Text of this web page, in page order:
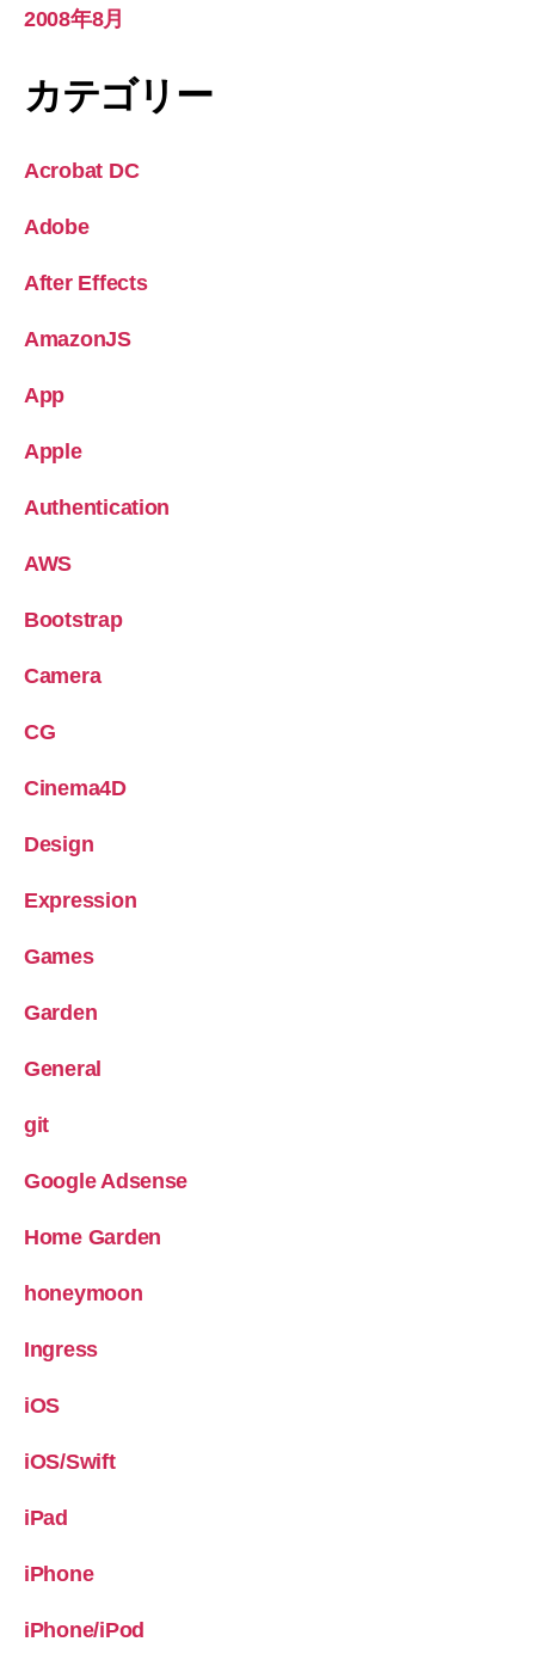
2008年8月
カテゴリー
Acrobat DC
Adobe
After Effects
AmazonJS
App
Apple
Authentication
AWS
Bootstrap
Camera
CG
Cinema4D
Design
Expression
Games
Garden
General
git
Google Adsense
Home Garden
honeymoon
Ingress
iOS
iOS/Swift
iPad
iPhone
iPhone/iPod